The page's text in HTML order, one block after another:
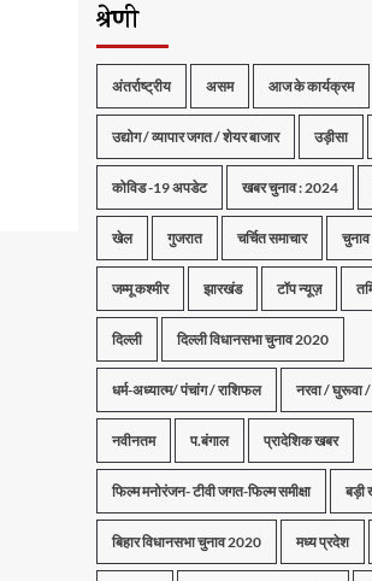
श्रेणी
अंतर्राष्ट्रीय असम आज के कार्यक्रम
उद्योग / व्यापार जगत / शेयर बाजार उड़ीसा
कोविड -19 अपडेट खबर चुनाव : 2024
खेल गुजरात चर्चित समाचार
जम्मू कश्मीर झारखंड टॉप न्यूज़
दिल्ली दिल्ली विधानसभा चुनाव 2020
धर्म-अध्यात्म/ पंचांग / राशिफल नरवा / घुरूवा /
नवीनतम प.बंगाल प्रादेशिक खबर
फिल्म मनोरंजन- टीवी जगत-फिल्म समीक्षा बड़ी
बिहार विधानसभा चुनाव 2020 मध्य प्रदेश